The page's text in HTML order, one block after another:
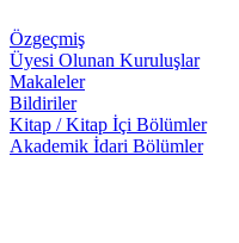
Özgeçmiş
Üyesi Olunan Kuruluşlar
Makaleler
Bildiriler
Kitap / Kitap İçi Bölümler
Akademik İdari Bölümler